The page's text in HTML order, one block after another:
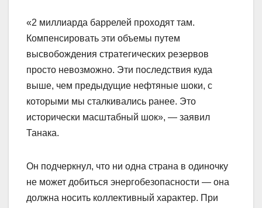
«2 миллиарда баррелей проходят там.
Компенсировать эти объемы путем
высвобождения стратегических резервов
просто невозможно. Эти последствия куда
выше, чем предыдущие нефтяные шоки, с
которыми мы сталкивались ранее. Это
исторически масштабный шок», — заявил
Танака.
Он подчеркнул, что ни одна страна в одиночку
не может добиться энергобезопасности — она
должна носить коллективный характер. При